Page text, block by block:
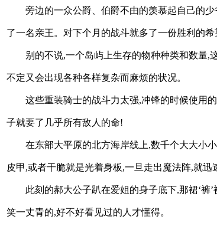
旁边的一众公爵、伯爵不由的羡慕起自己的
了一名亲王。对下个月的战斗就多了一份胜利的希
别的不说,一个岛屿上生存的物种种类和数量,
不定又会出现各种各样复杂而麻烦的状况。
这些重装骑士的战斗力太强,冲锋的时候使用
子就要了几乎所有敌人的命!
在东部大平原的北方海岸线上,数千个大大小
皮甲,或者干脆就是光着身板,一旦走出魔法阵,就迅
此刻的郝大公子趴在爱姐的身子底下,那裙‘裤
笑一丈青的,好不好看见过的人才懂得。